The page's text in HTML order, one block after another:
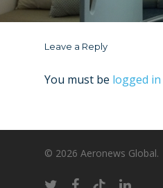
Leave a Reply
You must be logged in
© 2026 Aeronews Global.